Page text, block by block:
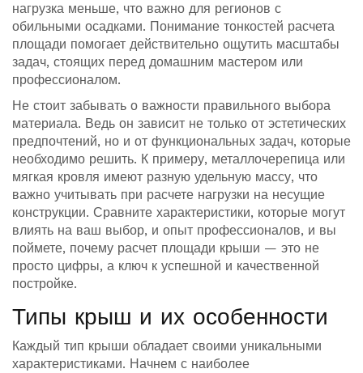
нагрузка меньше, что важно для регионов с
обильными осадками. Понимание тонкостей расчета
площади помогает действительно ощутить масштабы
задач, стоящих перед домашним мастером или
профессионалом.
Не стоит забывать о важности правильного выбора
материала. Ведь он зависит не только от эстетических
предпочтений, но и от функциональных задач, которые
необходимо решить. К примеру, металлочерепица или
мягкая кровля имеют разную удельную массу, что
важно учитывать при расчете нагрузки на несущие
конструкции. Сравните характеристики, которые могут
влиять на ваш выбор, и опыт профессионалов, и вы
поймете, почему расчет площади крыши — это не
просто цифры, а ключ к успешной и качественной
постройке.
Типы крыш и их особенности
Каждый тип крыши обладает своими уникальными
характеристиками. Начнем с наиболее